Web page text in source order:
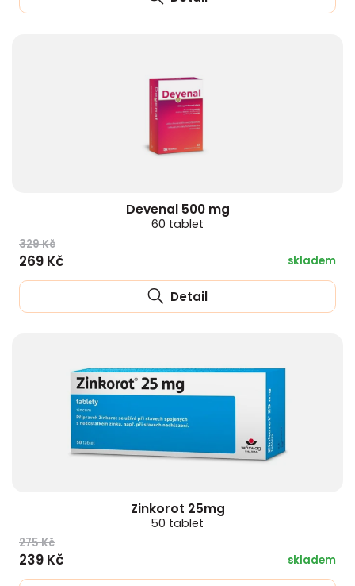
Devenal 500 mg
60 tablet
329 Kč
269 Kč skladem
Detail
Zinkorot 25mg
50 tablet
275 Kč
239 Kč skladem